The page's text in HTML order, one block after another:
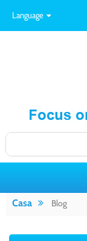
Language
Casa Blog